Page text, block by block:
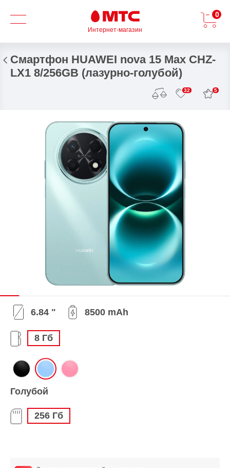
Интернет-магазин
0
Смартфон HUAWEI nova 15 Max CHZ-
LX1 8/256GB (лазурно-голубой)
32 5
6.84 " 8500 mAh
8 Гб
Голубой
256 Гб